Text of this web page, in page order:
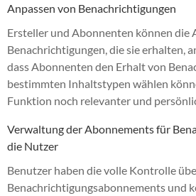
Anpassen von Benachrichtigungen
Ersteller und Abonnenten können die
Benachrichtigungen, die sie erhalten,
dass Abonnenten den Erhalt von
bestimmten Inhaltstypen wählen
Funktion noch relevanter und
Verwaltung der Abonnements für
die Nutzer
Benutzer haben die volle Kontrolle
Benachrichtigungsabonnements und